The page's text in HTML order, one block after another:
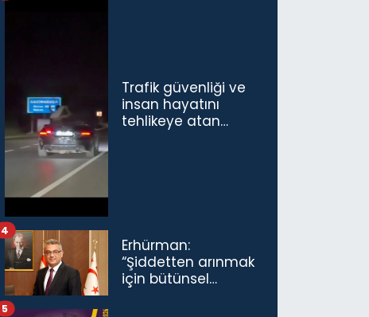
Trafik güvenliği ve
insan hayatını
tehlikeye atan
Erhürman:
“Şiddetten arınmak
için bütünsel
4
5